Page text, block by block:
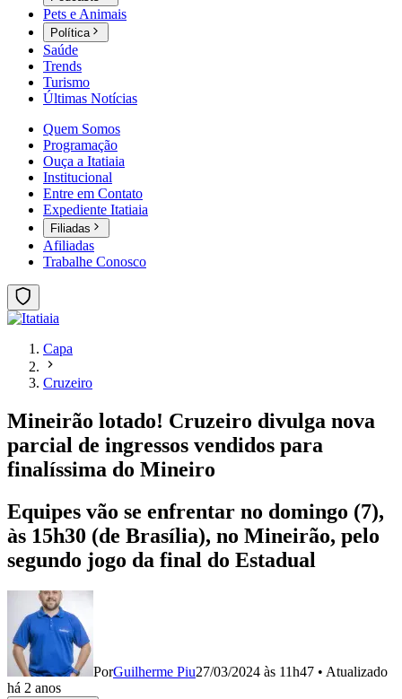
Pets e Animais
Política
Saúde
Trends
Turismo
Últimas Notícias
Quem Somos
Programação
Ouça a Itatiaia
Institucional
Entre em Contato
Expediente Itatiaia
Filiadas
Afiliadas
Trabalhe Conosco
Capa
Cruzeiro
Mineirão lotado! Cruzeiro divulga nova
parcial de ingressos vendidos para
finalíssima do Mineiro
Equipes vão se enfrentar no domingo (7),
às 15h30 (de Brasília), no Mineirão, pelo
segundo jogo da final do Estadual
PorGuilherme Piu27/03/2024 às 11h47 • Atualizado
há 2 anos